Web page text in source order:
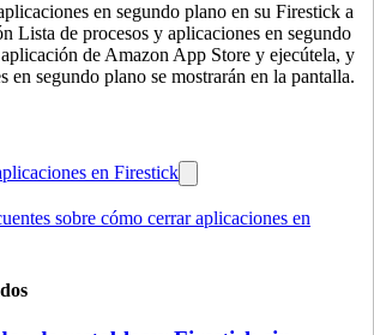
en segundo plano en su Firestick a
Lista de procesos y aplicaciones en segundo
de Amazon App Store y ejecútela, y
en segundo plano se mostrarán en la pantalla.
en Firestick
sobre cómo cerrar aplicaciones en